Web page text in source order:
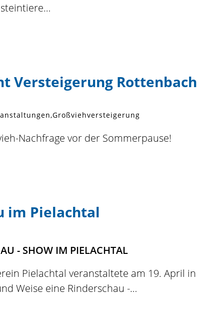
Versteigerung Rottenbach
Großviehversteigerung
Nachfrage vor der Sommerpause!
im Pielachtal
- SHOW IM PIELACHTAL
Pielachtal veranstaltete am 19. April in
Weise eine Rinderschau -…